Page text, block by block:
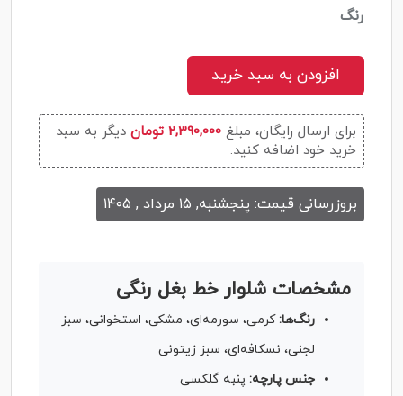
رنگ
افزودن به سبد خرید
برای ارسال رایگان، مبلغ 2,390,000 تومان
دیگر به سبد
خرید خود اضافه کنید.
بروزرسانی قیمت: پنجشنبه, ۱۵ مرداد , ۱۴۰۵
مشخصات شلوار خط بغل رنگی
رنگ‌ها: کرمی، سورمه‌ای، مشکی، استخوانی، سبز
لجنی، نسکافه‌ای، سبز زیتونی
جنس پارچه: پنبه گلکسی